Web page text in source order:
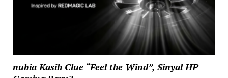
nubia Kasih Clue “Feel the Wind”, Sinyal HP